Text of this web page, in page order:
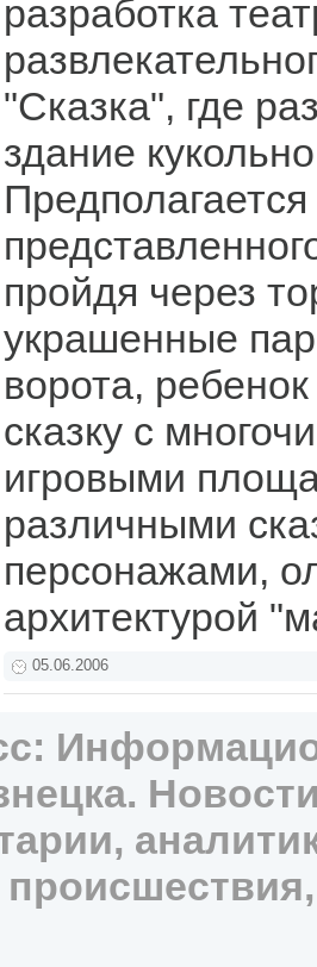
разработка
"Сказка", где
здание
пройдя через
украшенные
ворота,
сказку с
игровыми
различными
персонажами,
архитектурой
05.06.2006